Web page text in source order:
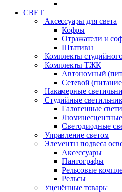
СВЕТ
Аксессуары для света
Кофры
Отражатели и
Штативы
Комплекты
Комплекты ТЖК
Автономный
Сетевой
Накамерные
Студийные
Галогенные
Люминесцентные
Светодиодные
Управление светом
Элементы подвеса
Аксессуары
Пантографы
Рельсовые
Рельсы
Уценённые товары